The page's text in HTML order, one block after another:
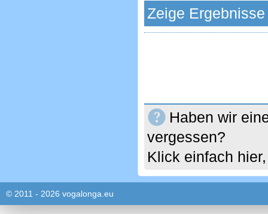
Zeige
Haben wir
vergessen?
Klick einfach
© 2011 - 2026 vogalonga.eu